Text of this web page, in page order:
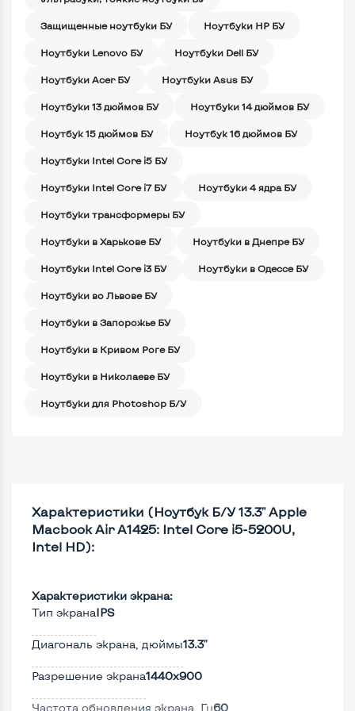
Защищенные ноутбуки БУ Ноутбуки HP БУ
Ноутбуки Lenovo БУ Ноутбуки Dell БУ
Ноутбуки Acer БУ Ноутбуки Asus БУ
Ноутбуки 13 дюймов БУ Ноутбуки 14 дюймов БУ
Ноутбук 15 дюймов БУ Ноутбук 16 дюймов БУ
Ноутбуки Intel Core i5 БУ
Ноутбуки Intel Core i7 БУ Ноутбуки 4 ядра БУ
Ноутбуки трансформеры БУ
Ноутбуки в Харькове БУ Ноутбуки в Днепре БУ
Ноутбуки Intel Core i3 БУ Ноутбуки в Одессе БУ
Ноутбуки во Львове БУ
Ноутбуки в Запорожье БУ
Ноутбуки в Кривом Роге БУ
Ноутбуки в Николаеве БУ
Ноутбуки для Photoshop Б/У
Характеристики (Ноутбук Б/У 13.3" Apple
Macbook Air A1425: Intel Core i5-5200U,
Intel HD):
Характеристики экрана:
Тип экранаIPS
Диагональ экрана, дюймы13.3"
Разрешение экрана1440x900
Частота обновления экрана, Гц60